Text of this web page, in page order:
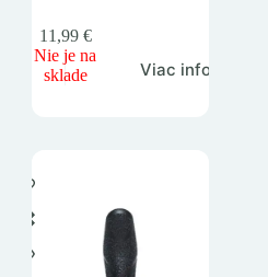
11,99 €
Nie je na
sklade
Viac info